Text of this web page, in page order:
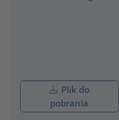
Plik do
pobrania